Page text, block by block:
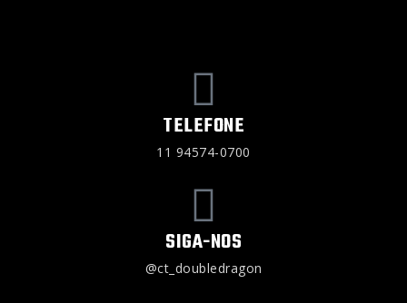
TELEFONE
11 94574-0700
SIGA-NOS
@ct_doubledragon